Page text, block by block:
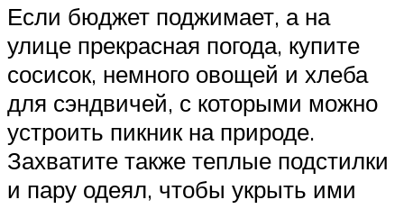
Если бюджет поджимает, а на
улице прекрасная погода, купите
сосисок, немного овощей и хлеба
для сэндвичей, с которыми можно
устроить пикник на природе.
Захватите также теплые подстилки
и пару одеял, чтобы укрыть ими